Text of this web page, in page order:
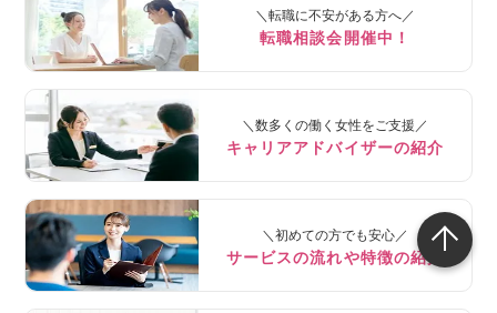
＼転職に不安がある方へ／
転職相談会開催中！
＼数多くの働く女性をご支援／
キャリアアドバイザーの紹介
＼初めての方でも安心／
サービスの流れや特徴の紹介